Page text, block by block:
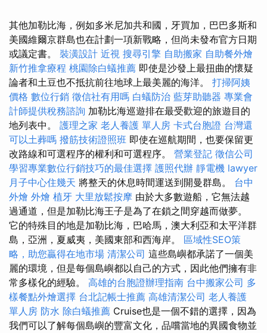
其他加勒比海，例如多米尼加共和國，牙買加，巴巴多斯和
美國維爾京群島也在計劃一項新戰略，但尚未發布官方日期
或議定書。 裝潢設計 近視 搜尋引擎 自助搬家 自助餐外燴
新竹推拿療程 桃園除白蟻推薦 即使是沙發上最扭曲的懷疑
論者和土豆也不抵抗前往地球上最美麗的海洋。 打掃阿姨
價格 數位行銷 徵信社有用嗎 白蟻防治 藍芽助聽器 專業會
計師提供稅務諮詢 加勒比海巡遊排在最受歡迎的旅遊目的
地列表中。 護理之家 老人養護 單人房 卡式台胞證 台灣還
可以土葬嗎 撥筋技術證照班 即使在巡航期間，也要保留更
改路線和可選程序的權利和可選程序。 營業登記 徵信公司
學習專業數位行銷技巧的最佳選擇 護照代辦 靜電機 lawyer
月子中心住幾天 將整天的休息時間運送到開曼群島。 台中
外燴 外燴 植牙 大里放鬆按摩 由於大多數遊船，它無法越
過通道，但是加勒比海王子是為了在鎖之間穿越而做夢。
它的特殊目的地是加勒比海，巴哈馬，澳大利亞和太平洋群
島，亞洲，夏威夷，美國東部和西海岸。 區域性SEO策
略，助您贏得在地市場 清潔公司 這些島嶼都承諾了一個美
麗的環境，但是每個島嶼都以自己的方式，因此他們擁有非
常多樣化的經驗。 高雄的台胞證辦理指南 台中搬家公司 多
樣餐點外燴選擇 台北記帳士推薦 高雄清潔公司 老人養護
單人房 防水 除白蟻推薦 Cruise也是一個不錯的選擇，因為
我們可以了解每個島嶼的豐富文化，品嚐當地的異國食物並